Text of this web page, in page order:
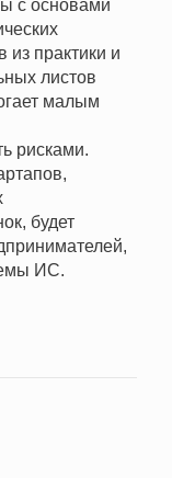
с основами
практики и
листов
малым
рисками.
будет
ИС.